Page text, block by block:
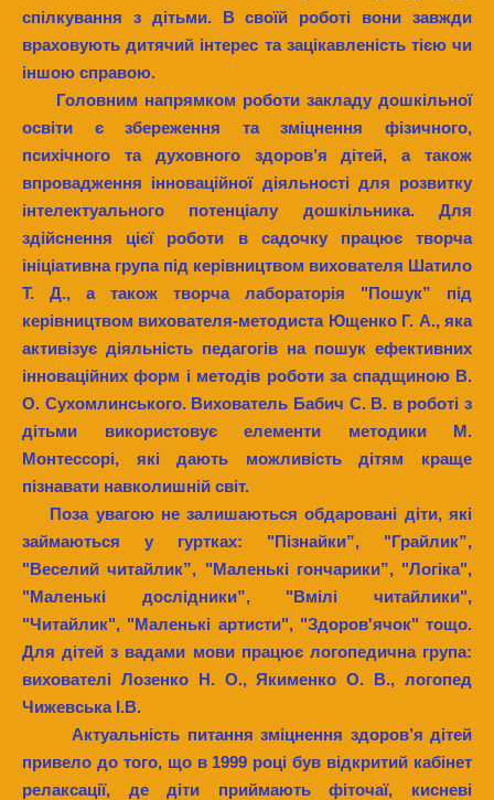
спілкування з дітьми. В своїй роботі вони завжди
враховують дитячий інтерес та зацікавленість тією чи
іншою справою.
Головним напрямком роботи закладу дошкільної
освіти є збереження та зміцнення фізичного,
психічного та духовного здоров’я дітей, а також
впровадження інноваційної діяльності для розвитку
інтелектуального потенціалу дошкільника. Для
здійснення цієї роботи в садочку працює творча
ініціативна група під керівництвом вихователя Шатило
Т. Д., а також творча лабораторія "Пошук” під
керівництвом вихователя-методиста Ющенко Г. А., яка
активізує діяльність педагогів на пошук ефективних
інноваційних форм і методів роботи за спадщиною В.
О. Сухомлинського. Вихователь Бабич С. В. в роботі з
дітьми використовує елементи методики М.
Монтессорі, які дають можливість дітям краще
пізнавати навколишній світ.
Поза увагою не залишаються обдаровані діти, які
займаються у гуртках: "Пізнайки”, "Грайлик”,
"Веселий читайлик”, "Маленькі гончарики”, "Логіка",
"Маленькі дослідники”, "Вмілі читайлики",
"Читайлик", "Маленькі артисти", "Здоров'ячок" тощо.
Для дітей з вадами мови працює логопедична група:
вихователі Лозенко Н. О., Якименко О. В., логопед
Чижевська І.В.
Актуальність питання зміцнення здоров’я дітей
привело до того, що в 1999 році був відкритий кабінет
релаксації, де діти приймають фіточаї, кисневі